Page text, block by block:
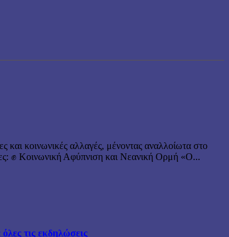
και κοινωνικές αλλαγές, μένοντας αναλλοίωτα στο
✊ Κοινωνική Αφύπνιση και Νεανική Ορμή «Ο...
τις εκδηλώσεις